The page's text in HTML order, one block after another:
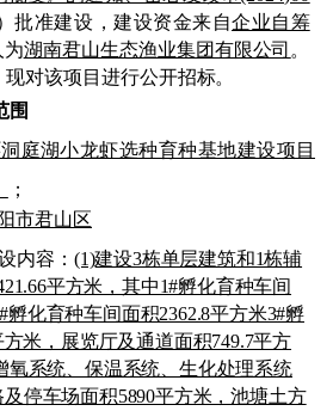
批准建设，建设资金来自企业自筹
为湖南君山生态渔业集团有限公司 。
对该项目进行公开招标。
围
庭湖小龙虾选种育种基地建设项目
；
市君山区
内容：(1)建设3栋单层建筑和1栋辅
平方米，其中1#孵化育种车间
孵化育种车间面积2362.8平方米3#孵
米，展览厅及通道面积749.7平方
氧系统、保温系统、生化处理系统
停车场面积5890平方米，池塘土方